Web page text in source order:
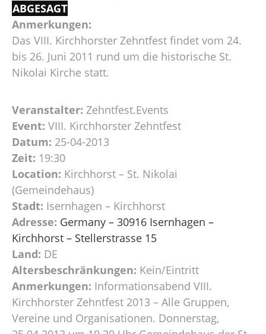
ABGESAGT
Anmerkungen:
Das VIII. Kirchhorster Zehntfest findet vom 24.
bis 26. Juni 2011 rund um die historische St.
Nikolai Kirche statt.
Veranstalter: Zehntfest.Events
Event: VIII. Kirchhorster Zehntfest
Datum: 25-04-2013
Zeit: 19:30
Location: Kirchhorst – St. Nikolai
(Gemeindehaus)
Stadt: Isernhagen – Kirchhorst
Adresse: Germany – 30916 Isernhagen –
Kirchhorst – Stellerstrasse 15
Land: DE
Altersbeschränkungen: Kein/Eintritt
Anmerkungen: Informationsabend VIII.
Kirchhorster Zehntfest 2013 – Alle Gruppen,
Vereine und Organisationen. Donnerstag,